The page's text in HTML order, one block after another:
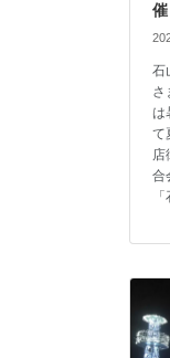
催
石
さ
は
て
店
合